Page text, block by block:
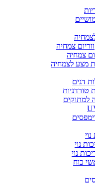
צמחיה
צמחיה
מצע לצמחיה
דגים
טורדניות
למתוקים
נוי
נוי
כוח